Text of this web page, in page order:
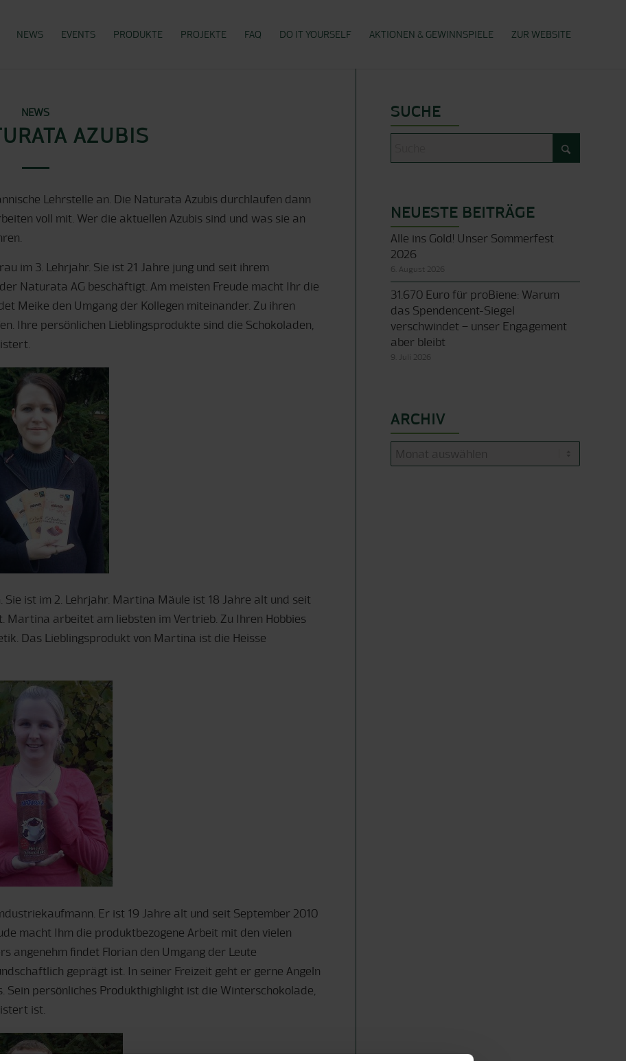
NEWS EVENTS PRODUKTE PROJEKTE FAQ DO IT YOURSELF AKTIONEN & GEWINNSPIELE ZUR WEBSITE
NEWS
AZUBIS
Lehrstelle an. Die Naturata Azubis durchlaufen dann
voll mit. Wer die aktuellen Azubis sind und was sie an
im 3. Lehrjahr. Sie ist 21 Jahre jung und seit ihrem
Naturata AG beschäftigt. Am meisten Freude macht Ihr die
Meike den Umgang der Kollegen miteinander. Zu ihren
Ihre persönlichen Lieblingsprodukte sind die Schokoladen,
Sie ist im 2. Lehrjahr. Martina Mäule ist 18 Jahre alt und seit
arbeitet am liebsten im Vertrieb. Zu Ihren Hobbies
Das Lieblingsprodukt von Martina ist die Heisse
Er ist 19 Jahre alt und seit September 2010
macht Ihm die produktbezogene Arbeit mit den vielen
angenehm findet Florian den Umgang der Leute
geprägt ist. In seiner Freizeit geht er gerne Angeln
Sein persönliches Produkthighlight ist die Winterschokolade,
ist.
SUCHE
NEUESTE BEITRÄGE
Alle ins Gold! Unser Sommerfest
2026
6. August 2026
31.670 Euro für proBiene: Warum
das Spendencent-Siegel
verschwindet – unser Engagement
aber bleibt
9. Juli 2026
ARCHIV